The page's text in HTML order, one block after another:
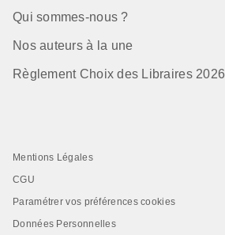
Qui sommes-nous ?
Nos auteurs à la une
Règlement Choix des Libraires 2026
Mentions Légales
CGU
Paramétrer vos préférences cookies
Données Personnelles